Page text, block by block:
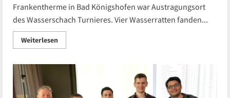
Frankentherme in Bad Königshofen war Austragungsort
des Wasserschach Turnieres. Vier Wasserratten fanden...
WeiterlesenRead
more